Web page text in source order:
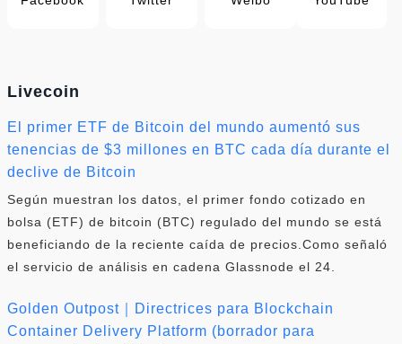
Livecoin
El primer ETF de Bitcoin del mundo aumentó sus
tenencias de $3 millones en BTC cada día durante el
declive de Bitcoin
Según muestran los datos, el primer fondo cotizado en
bolsa (ETF) de bitcoin (BTC) regulado del mundo se está
beneficiando de la reciente caída de precios.Como señaló
el servicio de análisis en cadena Glassnode el 24.
Golden Outpost｜Directrices para Blockchain
Container Delivery Platform (borrador para